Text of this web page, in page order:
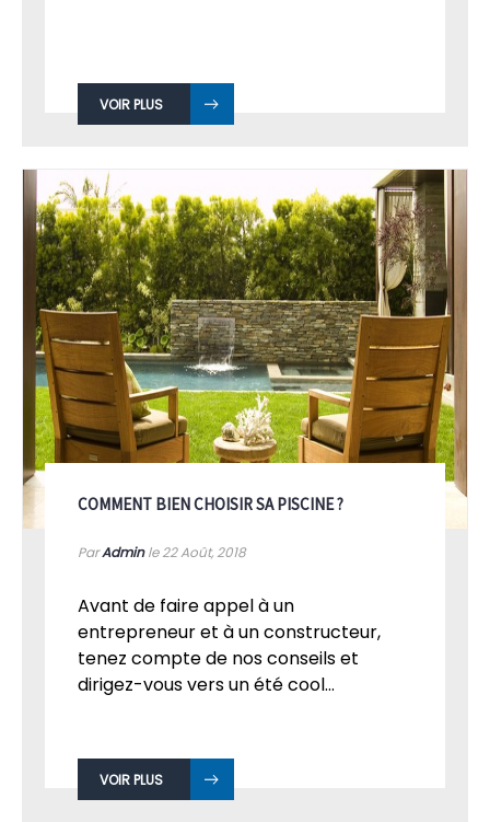
VOIR PLUS
COMMENT BIEN CHOISIR SA PISCINE ?
ParAdminle 22Août, 2018
Avant de faire appel à un
entrepreneur et à un constructeur,
tenez compte de nos conseils et
dirigez-vous vers un été cool...
VOIR PLUS